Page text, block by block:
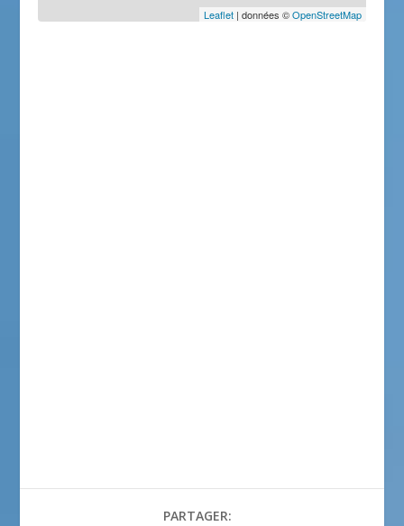
Leaflet| données ©OpenStreetMap
PARTAGER: